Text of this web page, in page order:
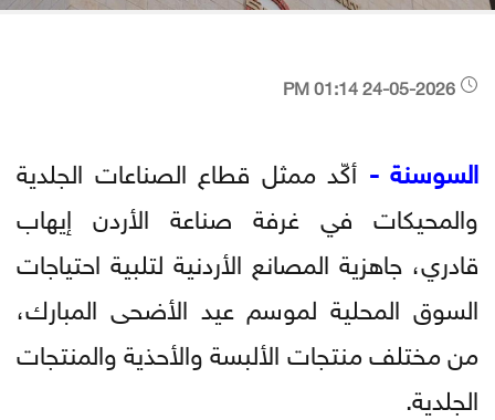
السوسنة - أكّد ممثل قطاع الصناعات الجلدية
والمحيكات في غرفة صناعة الأردن إيهاب
قادري، جاهزية المصانع الأردنية لتلبية احتياجات
السوق المحلية لموسم عيد الأضحى المبارك،
من مختلف منتجات الألبسة والأحذية والمنتجات
الجلدية.